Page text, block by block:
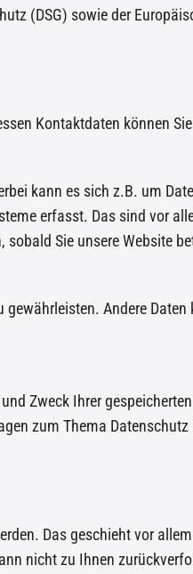
(DSG) sowie der
Kontaktdaten können
kann es sich z.B. um
erfasst. Das sind vor
Sie unsere Website
Andere
Zweck Ihrer
zum Thema
Das geschieht vor
nicht zu Ihnen